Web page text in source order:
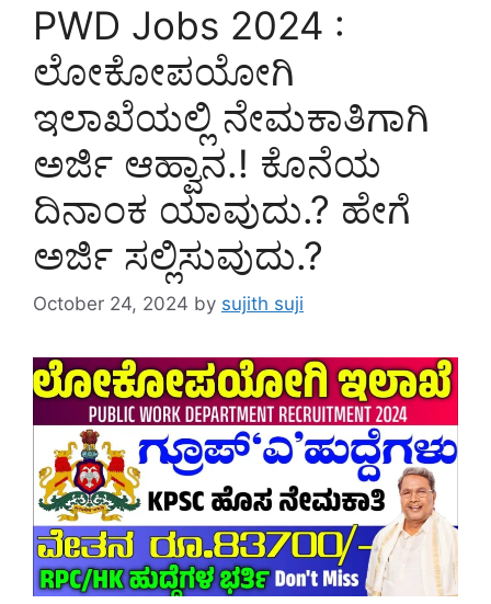
PWD Jobs 2024 :
ಲೋಕೋಪಯೋಗಿ
ಇಲಾಖೆಯಲ್ಲಿ ನೇಮಕಾತಿಗಾಗಿ
ಅರ್ಜಿ ಆಹ್ವಾನ.! ಕೊನೆಯ
ದಿನಾಂಕ ಯಾವುದು.? ಹೇಗೆ
ಅರ್ಜಿ ಸಲ್ಲಿಸುವುದು.?
October 24, 2024 by sujith suji